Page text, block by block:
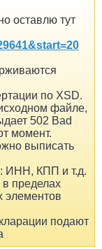
оставлю тут
по XSD.
файле,
502 Bad
момент.
выписать
ИНН, КПП и т.д.
пределах
элементов
подают